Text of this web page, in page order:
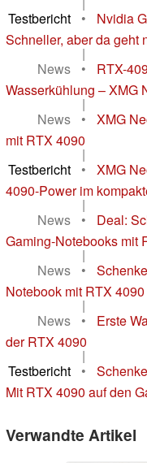
Testbericht
•
Nvidia
Schneller, aber da geht
|
News
•
RTX-
Wasserkühlung – XMG
|
News
•
XMG
mit RTX 4090
|
Testbericht
•
XMG
4090-Power im
|
News
•
Deal:
Gaming-Notebooks mit
|
News
•
Notebook mit RTX
|
News
•
Erste
der RTX 4090
|
Testbericht
•
Mit RTX 4090 auf den
Verwandte Artikel